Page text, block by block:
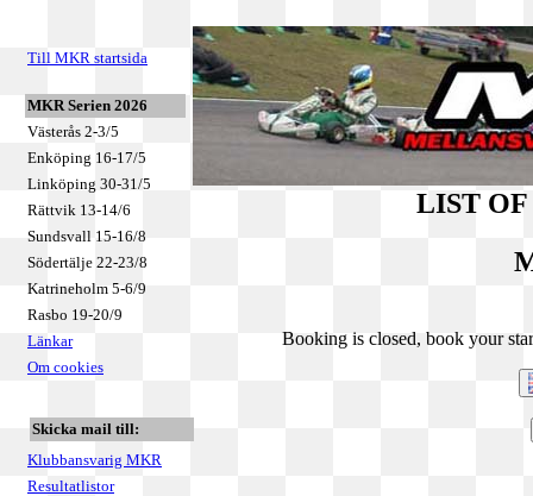
Till MKR startsida
MKR Serien 2026
Västerås 2-3/5
Enköping 16-17/5
Linköping 30-31/5
Rättvik 13-14/6
Sundsvall 15-16/8
Södertälje 22-23/8
Katrineholm 5-6/9
Rasbo 19-20/9
Länkar
Om cookies
Skicka mail till:
Klubbansvarig MKR
Resultatlistor
LIST OF
Booking is closed, book your